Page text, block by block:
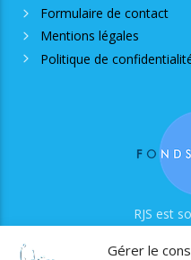
Gérer le
Formulaire de contact
Mentions légales
Politique de
RJS est